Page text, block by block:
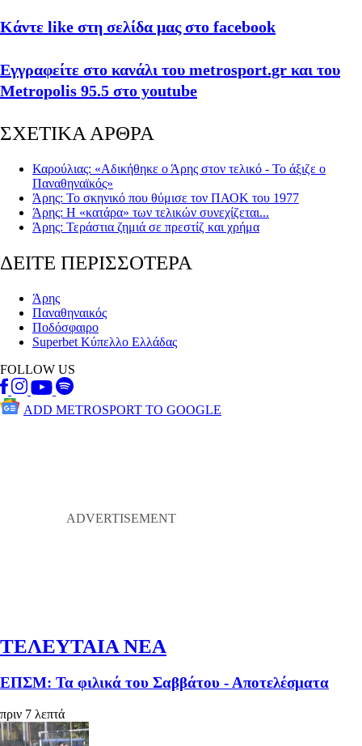
Κάντε like στη σελίδα μας στο facebook
Εγγραφείτε στο κανάλι του metrosport.gr και του
Metropolis 95.5 στο youtube
ΣΧΕΤΙΚΑ ΑΡΘΡΑ
Καρούλιας: «Αδικήθηκε ο Άρης στον τελικό - Το άξιζε ο
Παναθηναϊκός»
Άρης: Το σκηνικό που θύμισε τον ΠΑΟΚ του 1977
Άρης: Η «κατάρα» των τελικών συνεχίζεται...
Άρης: Τεράστια ζημιά σε πρεστίζ και χρήμα
ΔΕΙΤΕ ΠΕΡΙΣΣΟΤΕΡΑ
Άρης
Παναθηναικός
Ποδόσφαιρο
Superbet Κύπελλο Ελλάδας
FOLLOW US
ADD METROSPORT TO GOOGLE
ΤΕΛΕΥΤΑΙΑ ΝΕΑ
ΕΠΣΜ: Τα φιλικά του Σαββάτου - Αποτελέσματα
πριν 7 λεπτά